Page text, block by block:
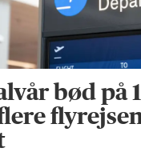
bød på